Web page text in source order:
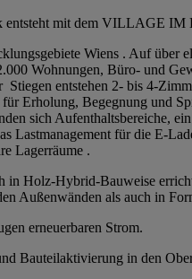
entsteht mit dem VILLAGE IM
Wiens . Auf
Wohnungen, Büro- und
Stiegen entstehen 2- bis 4-
Erholung, Begegnung und
sich Aufenthaltsbereiche,
Lastmanagement für die E-
Lagerräume .
in Holz-Hybrid-Bauweise
Außenwänden als auch in
erneuerbaren Strom.
Bauteilaktivierung in den